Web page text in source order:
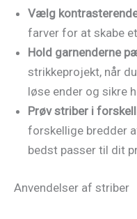
Vælg
farver for at skabe
Hold garnenderne
strikkeprojekt, når
løse ender og sikre
Prøv striber i
forskellige bredder
bedst passer til dit
Anvendelser af striber